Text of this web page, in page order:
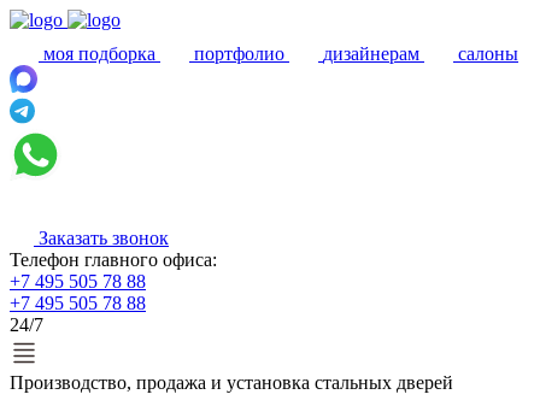
моя подборка портфолио дизайнерам салоны
Заказать звонок
Телефон главного офиса:
+7 495 505 78 88
+7 495 505 78 88
24/7
Производство, продажа и установка стальных дверей